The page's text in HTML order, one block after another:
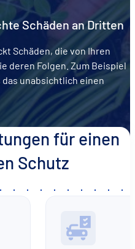
Schäden an Dritten
Schäden, die von Ihren
deren Folgen. Zum Beispiel
unabsichtlich einen
für einen
Schutz